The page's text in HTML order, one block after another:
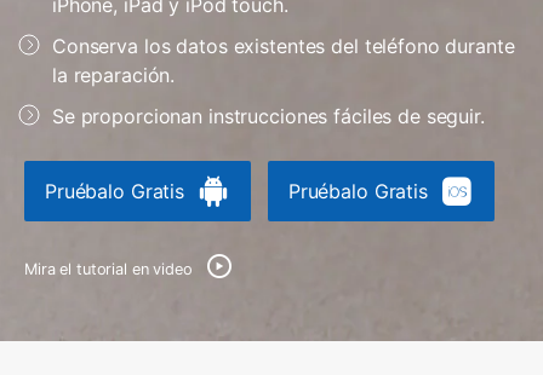
Gestor de Datos
Reparación de Móviles
Protección del Móvil
Encuentra Más Soluciones
Iniciar sesión
Conserva los datos existentes del teléfono durante
la reparación.
Se proporcionan instrucciones fáciles de seguir.
Pruébalo Gratis Pruébalo Gratis
Mira el tutorial en video